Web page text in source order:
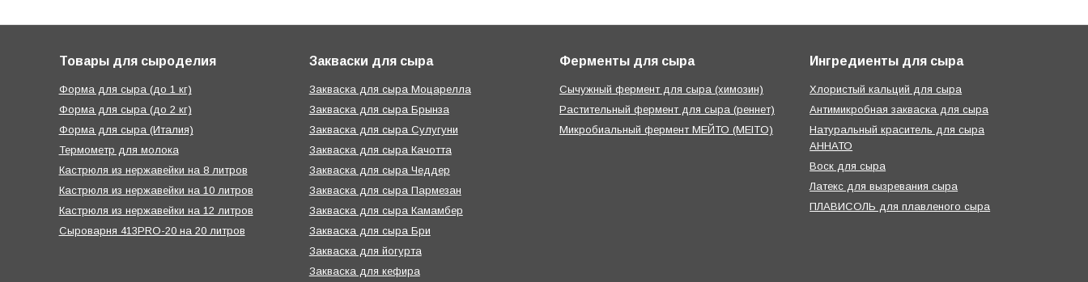
Товары для сыроделия
Форма для сыра (до 1 кг)
Форма для сыра (до 2 кг)
Форма для сыра (Италия)
Термометр для молока
Кастрюля из нержавейки на 8 литров
Кастрюля из нержавейки на 10 литров
Кастрюля из нержавейки на 12 литров
Сыроварня 413PRO-20 на 20 литров
Закваски для сыра
Закваска для сыра Моцарелла
Закваска для сыра Брынза
Закваска для сыра Сулугуни
Закваска для сыра Качотта
Закваска для сыра Чеддер
Закваска для сыра Пармезан
Закваска для сыра Камамбер
Закваска для сыра Бри
Закваска для йогурта
Закваска для кефира
Ферменты для сыра
Сычужный фермент для сыра (химозин)
Растительный фермент для сыра (реннет)
Микробиальный фермент МЕЙТО (MEITO)
Ингредиенты для сыра
Хлористый кальций для сыра
Антимикробная закваска для сыра
Натуральный краситель для сыра
АННАТО
Воск для сыра
Латекс для вызревания сыра
ПЛАВИСОЛЬ для плавленого сыра